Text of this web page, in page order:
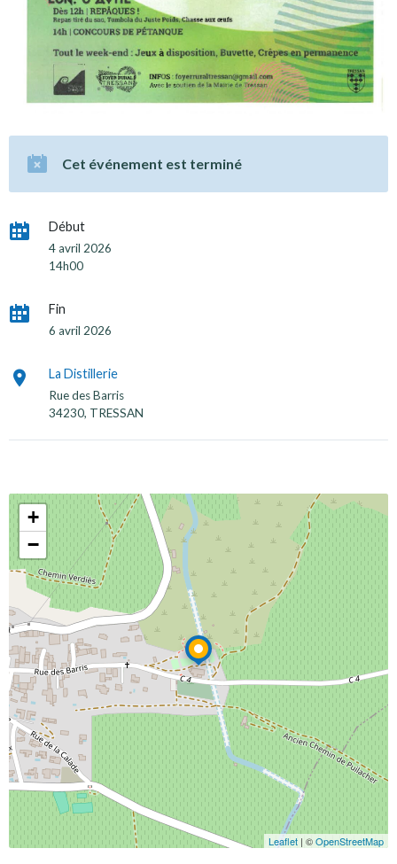
Cet événement est terminé
Début
4 avril 2026
14h00
Fin
6 avril 2026
La Distillerie
Rue des Barris
34230, TRESSAN
+
−
Leaflet | ©OpenStreetMap